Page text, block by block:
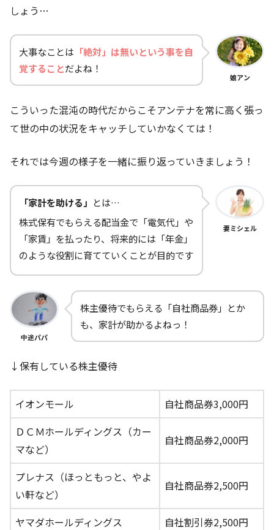
しょう…
大事なことは 「絶対」は無いという事を自
覚することだよね！
娘アン
こういった混沌の時代だからこそアンテナを常に高く張っ
て世の中の状況をキャッチしていかなくては！
それでは今週の様子を一緒に振り返っていきましょう！
「家計を助ける」 とは…
株式保有でもらえる配当金で「電気代」や
「家賃」を払ったり、将来的には「年金」
のような役割に育てていくことが目的です
妻ミシェル
中途パパ
株主優待でもらえる「自社商品券」とか
も、家計が助かるよねっ！
↓保有している株主優待
イオンモール
自社商品券3,000円
ＤＣＭホールディングス（カー
マなど）
自社商品券2,000円
プレナス（ほっともっと、やよ
い軒など）
自社商品券2,500円
ヤマダホールディングス
自社割引券2,500円